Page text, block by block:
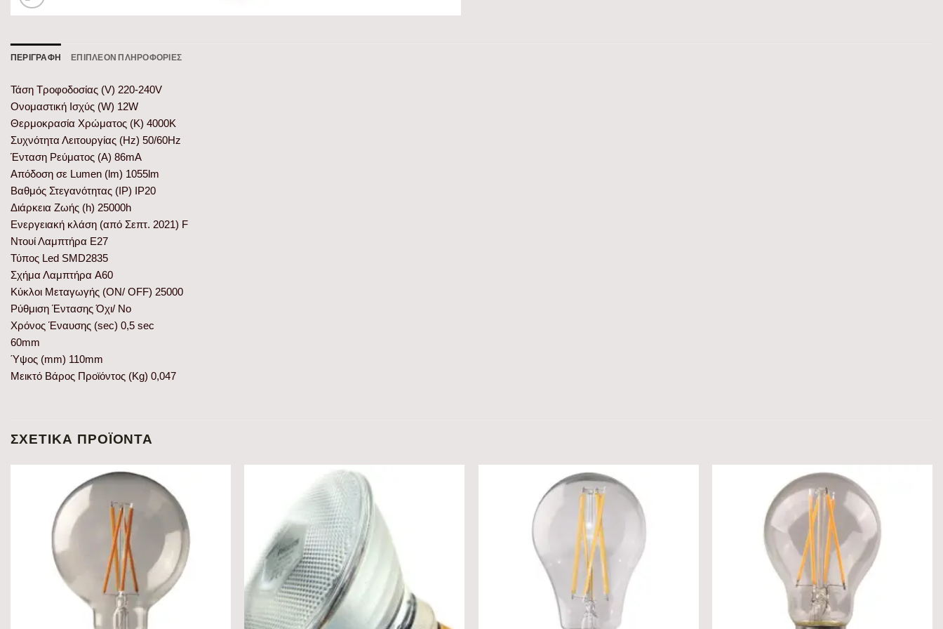
ΠΕΡΙΓΡΑΦΉ ΕΠΙΠΛΈΟΝ ΠΛΗΡΟΦΟΡΊΕΣ
Τάση Τροφοδοσίας (V) 220-240V
Ονομαστική Ισχύς (W) 12W
Θερμοκρασία Χρώματος (K) 4000K
Συχνότητα Λειτουργίας (Hz) 50/60Hz
Ένταση Ρεύματος (Α) 86mA
Απόδοση σε Lumen (lm) 1055lm
Βαθμός Στεγανότητας (IP) IP20
Διάρκεια Ζωής (h) 25000h
Ενεργειακή κλάση (από Σεπτ. 2021) F
Ντουί Λαμπτήρα E27
Τύπος Led SMD2835
Σχήμα Λαμπτήρα A60
Κύκλοι Μεταγωγής (ON/ OFF) 25000
Ρύθμιση Έντασης Όχι/ No
Χρόνος Έναυσης (sec) 0,5 sec
60mm
Ύψος (mm) 110mm
Μεικτό Βάρος Προϊόντος (Kg) 0,047
ΣΧΕΤΙΚΆ ΠΡΟΪΌΝΤΑ